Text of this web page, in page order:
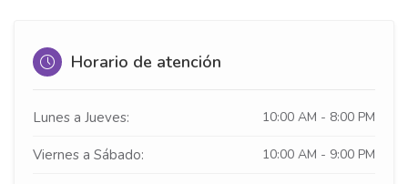
Horario de atención
Lunes a Jueves: 10:00 AM - 8:00 PM
Viernes a Sábado: 10:00 AM - 9:00 PM